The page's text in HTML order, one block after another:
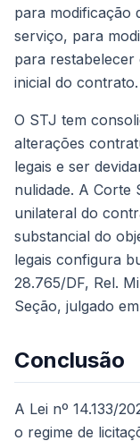
para modificação
serviço, para
para
inicial do contrato.
O STJ tem
alterações
legais e ser
nulidade. A Corte
unilateral do
substancial do
legais configura
28.765/DF, Rel.
Seção, julgado
Conclusão
A Lei nº 14.133/
o regime de